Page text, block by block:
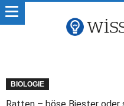
BIOLOGIE